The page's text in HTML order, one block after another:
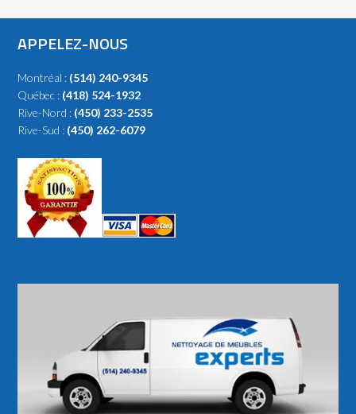
APPELEZ-NOUS
Montréal : (514) 240-9345
Québec : (418) 524-1932
Rive-Nord : (450) 233-2535
Rive-Sud : (450) 262-6079